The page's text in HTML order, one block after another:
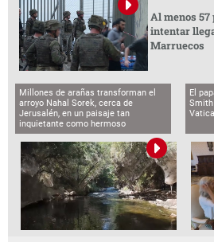
Al menos
intentar
Marruecos
Millones de arañas transforman el
arroyo Nahal Sorek, cerca de
Jerusalén, en un paisaje tan
inquietante como hermoso
El
Smith